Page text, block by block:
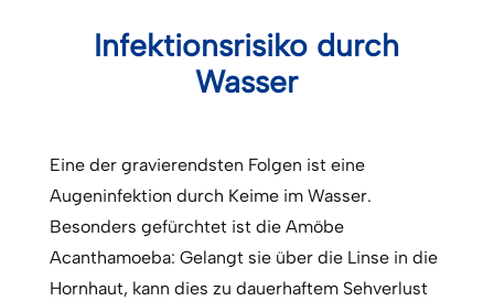
Infektionsrisiko durch
Wasser
Eine der gravierendsten Folgen ist eine
Augeninfektion durch Keime im Wasser.
Besonders gefürchtet ist die Amöbe
Acanthamoeba: Gelangt sie über die Linse in die
Hornhaut, kann dies zu dauerhaftem Sehverlust